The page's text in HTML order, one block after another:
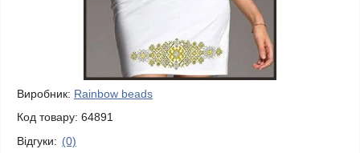
Виробник: Rainbow beads
Код товару: 64891
Відгуки: (0)